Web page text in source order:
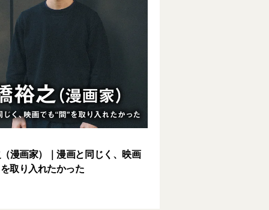
漫画家）｜漫画と同じく、映画
取り入れたかった